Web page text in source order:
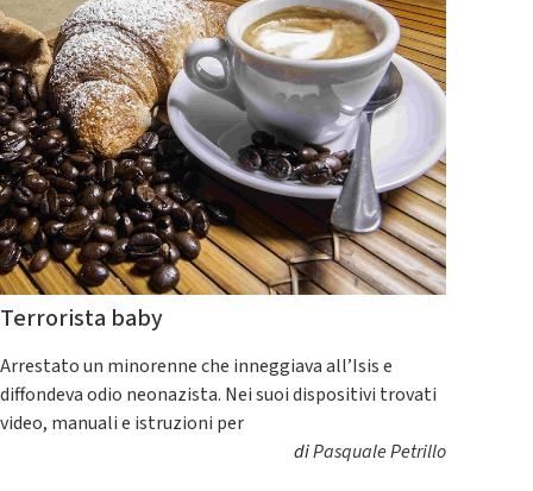
Terrorista baby
Arrestato un minorenne che inneggiava all’Isis e
diffondeva odio neonazista. Nei suoi dispositivi trovati
video, manuali e istruzioni per
diPasquale Petrillo